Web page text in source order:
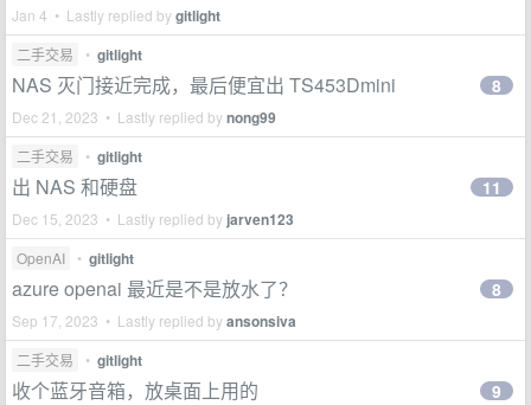
Jan 4 • Lastly replied bygitlight
二手交易 • gitlight
NAS 灭门接近完成，最后便宜出 TS453Dmini
Dec 21, 2023 • Lastly replied bynong99
8
二手交易 • gitlight
出 NAS 和硬盘
Dec 15, 2023 • Lastly replied by jarven123
11
OpenAI • gitlight
azure openai 最近是不是放水了？
Sep 17, 2023 • Lastly replied byansonsiva
8
二手交易 • gitlight
收个蓝牙音箱，放桌面上用的 9